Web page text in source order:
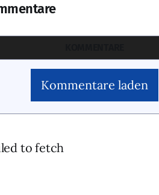
Kommentare laden
to fetch